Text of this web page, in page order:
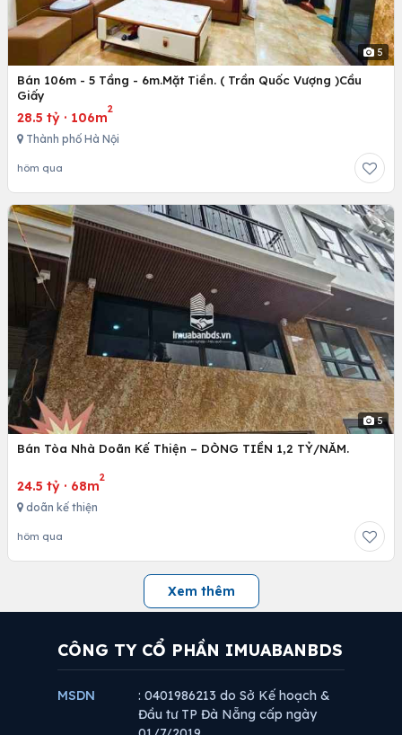
5
Bán 106m - 5 Tầng - 6m.Mặt Tiền. ( Trần Quốc Vượng )Cầu
Giấy
28.5 tỷ · 106m
2
Thành phố Hà Nội
hôm qua
5
Bán Tòa Nhà Doãn Kế Thiện – DÒNG TIỀN 1,2 TỶ/NĂM.
24.5 tỷ · 68m
2
doãn kế thiện
hôm qua
Xem thêm
CÔNG TY CỔ PHẦN IMUABANBDS
MSDN
: 0401986213 do Sở Kế hoạch &
Đầu tư TP Đà Nẵng cấp ngày